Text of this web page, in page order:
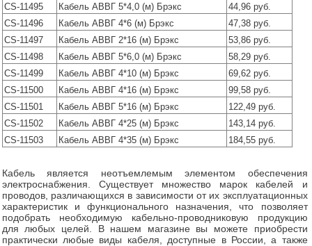
CS-11495
Кабель АВВГ 5*4,0 (м) Брэкс
44,96 руб.
CS-11496
Кабель АВВГ 4*6 (м) Брэкс
47,38 руб.
CS-11497
Кабель АВВГ 2*16 (м) Брэкс
53,86 руб.
CS-11498
Кабель АВВГ 5*6,0 (м) Брэкс
58,29 руб.
CS-11499
Кабель АВВГ 4*10 (м) Брэкс
69,62 руб.
CS-11500
Кабель АВВГ 4*16 (м) Брэкс
99,58 руб.
CS-11501
Кабель АВВГ 5*16 (м) Брэкс
122,49 руб.
CS-11502
Кабель АВВГ 4*25 (м) Брэкс
143,14 руб.
CS-11503
Кабель АВВГ 4*35 (м) Брэкс 184,55 руб.
Кабель является неотъемлемым элементом обеспечения
электроснабжения. Существует множество марок кабелей и
проводов, различающихся в зависимости от их эксплуатационных
характеристик и функционального назначения, что позволяет
подобрать необходимую кабельно-проводниковую продукцию
для любых целей. В нашем магазине вы можете приобрести
практически любые виды кабеля, доступные в России, а также